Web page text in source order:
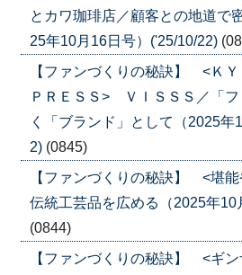
とカワ珈琲店／顧客との地道で
25年10月16日号）('25/10/22)
【ファンづくりの秘訣】 <Ｋ
ＰＲＥＳＳ> ＶＩＳＳＳ／「フ
く「ブランド」として（2025年
2) (0845)
【ファンづくりの秘訣】 <堪
伝統工芸品を広める（2025年10
(0844)
【ファンづくりの秘訣】 <ギ